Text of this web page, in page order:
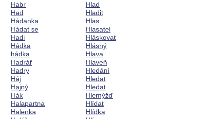
Habr
Had
Hádanka
Hádat se
Hadi
Hádka
hádka
Hadrář
Hadry
Háj
Hajný
Hák
Halapartna
Halenka
Hlad
Hladit
Hlas
Hlasatel
Hláskovat
Hlásný
Hlava
Hlaveň
Hledání
Hledat
Hledat
Hlemýžď
Hlídat
Hlídka